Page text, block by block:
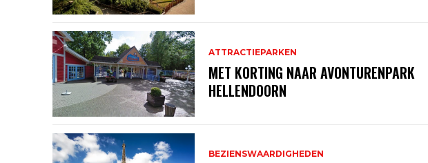
ATTRACTIEPARKEN
MET KORTING NAAR AVONTURENPARK
HELLENDOORN
BEZIENSWAARDIGHEDEN